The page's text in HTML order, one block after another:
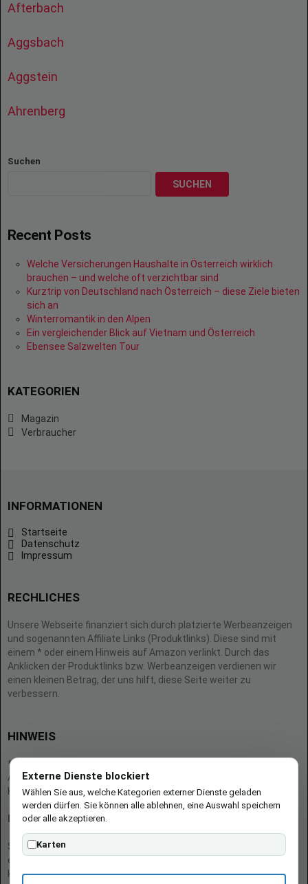
Afterbach
Aggsbach
Aggstein
Ahrenberg
Suchen
SUCHEN
Recent Posts
Welche Versicherungen Haushalte in Österreich wirklich
brauchen – und welche oft verzichtbar sind
Kurztrip von Deutschland nach Österreich – diese Ziele bieten
sich an
Winterromantik in den Alpen
Ein vergleichender Blick auf Vietnam und Österreich
Ebensee Salzwelten Tour
KATEGORIEN
Magazin
Verbraucher
INFORMATIONEN
Startseite
Datenschutz
Impressum
RECHLICHES
Unsere Webseite finanziert sich durch platzierte Werbeanzeigen
und sogenannten Affiliate Links (Produktlinks). Diese sind mit
einem * oder einem Hinweis auf Amazon verlinkt. Durch das
Anklicken der Produktlinks bzw. Werbeanzeigen verdienen wir
einen kleinen Betrag, der uns hilft, diese Seite weiter zu
verbessern.
HINWEIS
* = Afilliate-Link (=Werbung)
Als Amazon-Partner verdient der Seitenbetreiber an qualifizierten
Käufen.
Hinweis zu Preisen und Verfügbarkeiten
Sofern Produktpreise und Verfügbarkeiten angezeigt werden,
entsprechen diese dem angegebenen Stand (Datum/Uhrzeit) und
können sich auf der verlinkten Seite jederzeit ändern. Für den Kauf
Externe Dienste blockiert
Wählen Sie aus, welche Kategorien externer Dienste geladen
werden dürfen. Sie können alle ablehnen, eine Auswahl speichern
oder alle akzeptieren.
Karten